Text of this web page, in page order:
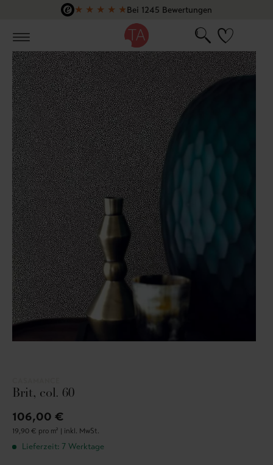
Zum Hauptinhalt springen
★ ★ ★ ★ ★Bei 1245 Bewertungen
Brit, col. 60
106,00 €
19,90 € pro m² | inkl. MwSt.
Lieferzeit: 7 Werktage